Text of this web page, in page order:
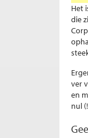
Het
die
ver
en
nul